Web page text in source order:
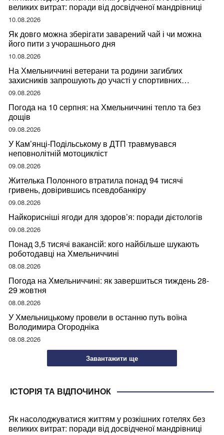
великих витрат: поради від досвідченої мандрівниці
10.08.2026
Як довго можна зберігати заварений чай і чи можна
його пити з учорашнього дня
10.08.2026
На Хмельниччині ветерани та родини загиблих
захисників запрошують до участі у спортивних
змаганнях
09.08.2026
Погода на 10 серпня: на Хмельниччині тепло та без
дощів
09.08.2026
У Кам’янці-Подільському в ДТП травмувався
неповнолітній мотоцикліст
09.08.2026
Жителька Полонного втратила понад 94 тисячі
гривень, довірившись псевдобанкіру
09.08.2026
Найкорисніші ягоди для здоров’я: поради дієтологів
09.08.2026
Понад 3,5 тисячі вакансій: кого найбільше шукають
роботодавці на Хмельниччині
08.08.2026
Погода на Хмельниччині: як завершиться тиждень 28-
29 жовтня
08.08.2026
У Хмельницькому провели в останню путь воїна
Володимира Огородніка
08.08.2026
Завантажити ще
ІСТОРІЯ ТА ВІДПОЧИНОК
Як насолоджуватися життям у розкішних готелях без
великих витрат: поради від досвідченої мандрівниці